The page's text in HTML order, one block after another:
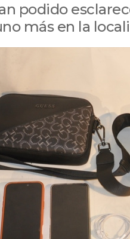
podido
más en la